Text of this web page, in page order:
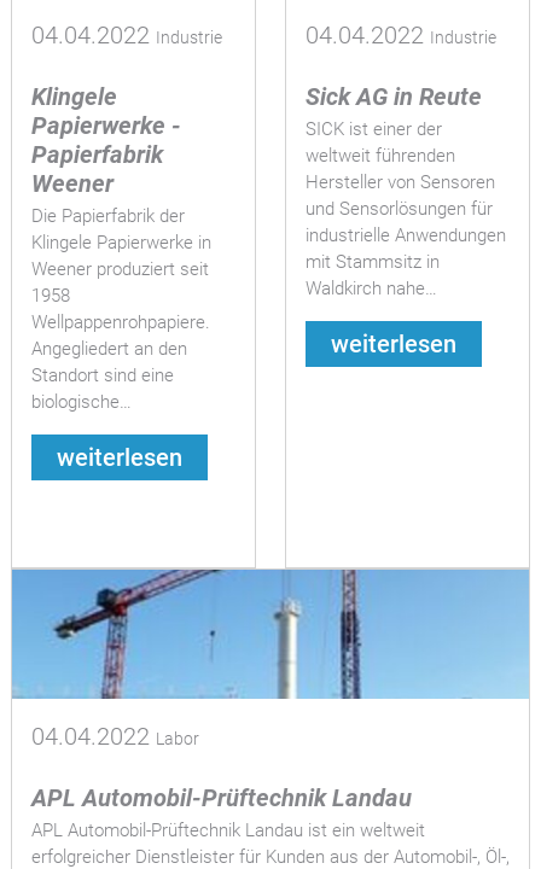
04.04.2022 Industrie
Klingele
Papierwerke -
Papierfabrik
Weener
Die Papierfabrik der
Klingele Papierwerke in
Weener produziert seit
1958
Wellpappenrohpapiere.
Angegliedert an den
Standort sind eine
biologische…
weiterlesen
04.04.2022 Industrie
Sick AG in Reute
SICK ist einer der
weltweit führenden
Hersteller von Sensoren
und Sensorlösungen für
industrielle Anwendungen
mit Stammsitz in
Waldkirch nahe…
weiterlesen
04.04.2022 Labor
APL Automobil-Prüftechnik Landau
APL Automobil-Prüftechnik Landau ist ein weltweit
erfolgreicher Dienstleister für Kunden aus der Automobil-, Öl-,